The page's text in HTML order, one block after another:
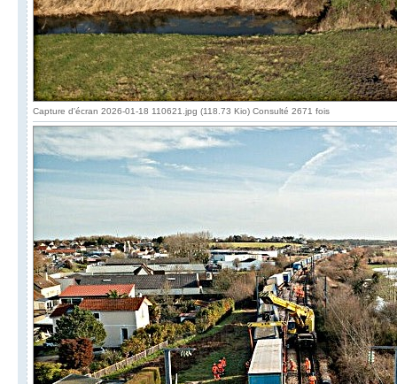
Capture d'écran 2026-01-18 110621.jpg (118.73 Kio) Consulté 2671 fois